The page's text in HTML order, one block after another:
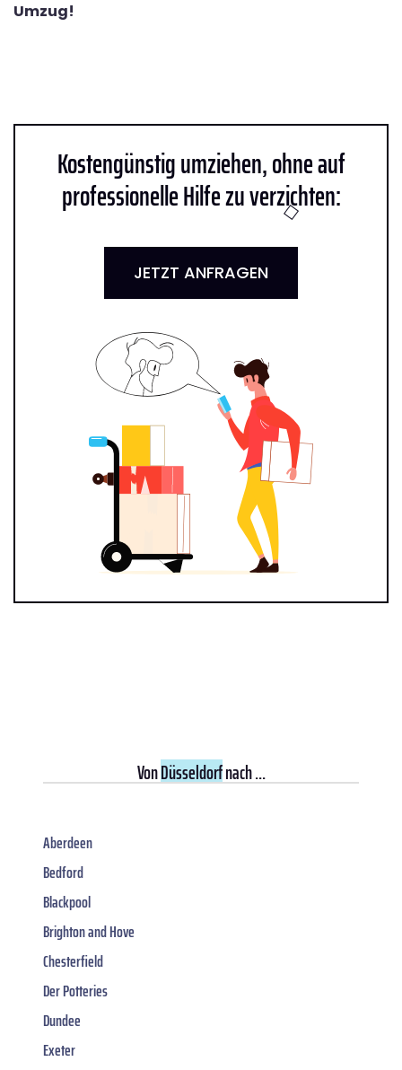
Umzug!
Kostengünstig umziehen, ohne auf
professionelle Hilfe zu verzichten:
JETZT ANFRAGEN
VonDüsseldorfnach ...
Aberdeen
Bedford
Blackpool
Brighton and Hove
Chesterfield
Der Potteries
Dundee
Exeter